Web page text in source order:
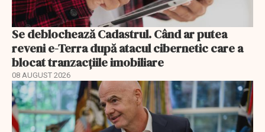
Se deblochează Cadastrul. Când ar putea
reveni e-Terra după atacul cibernetic care a
blocat tranzacțiile imobiliare
08 AUGUST 2026